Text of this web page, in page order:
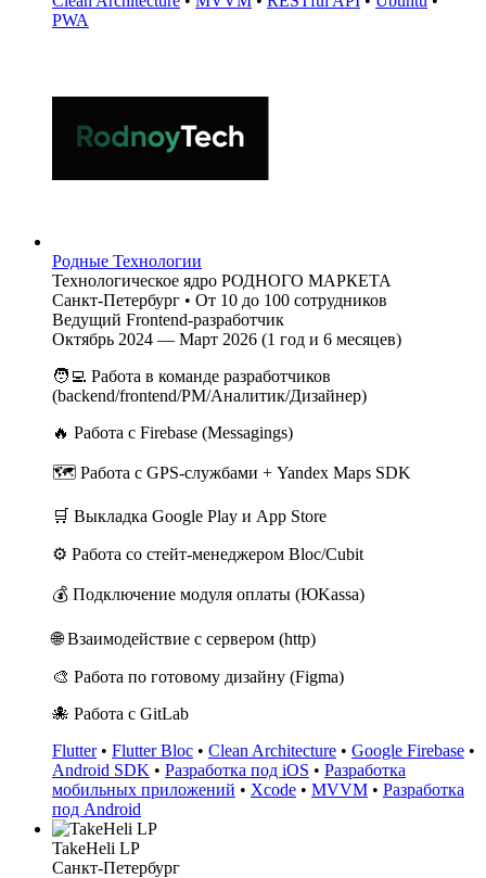
PWA
Родные Технологии
Технологическое ядро РОДНОГО МАРКЕТА
Санкт-Петербург • От 10 до 100 сотрудников
Ведущий Frontend-разработчик
Октябрь 2024 — Март 2026 (1 год и 6 месяцев)
🧑‍💻 Работа в команде разработчиков
(backend/frontend/PM/Аналитик/Дизайнер)
🔥 Работа с Firebase (Messagings)
🗺 Работа с GPS-службами + Yandex Maps SDK
🛒 Выкладка Google Play и App Store
⚙️ Работа со стейт-менеджером Bloc/Cubit
💰 Подключение модуля оплаты (ЮKassa)
🌐 Взаимодействие с сервером (http)
🎨 Работа по готовому дизайну (Figma)
🐙 Работа с GitLab
Flutter• Flutter Bloc • Clean Architecture • Google Firebase •
Android SDK • Разработка под iOS • Разработка
мобильных приложений • Xcode • MVVM • Разработка
под Android
TakeHeli LP
Санкт-Петербург